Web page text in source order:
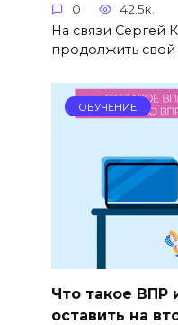
0 42.5к.
На связи Сергей
продолжить свой
ОБУЧЕНИЕ
Что такое ВПР
оставить на